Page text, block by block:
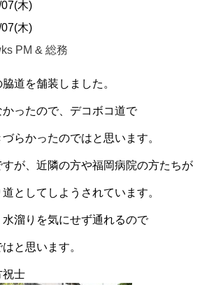
木)
木)
PM & 総務
道を舗装しました。
ったので、デコボコ道で
らかったのではと思います。
が、近隣の方や福岡病院の方たちが
としてしようされています。
溜りを気にせず通れるので
と思います。
士